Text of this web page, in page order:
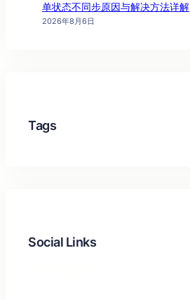
单状态不同步原因与解决方法详解
2026年8月6日
Tags
Social Links